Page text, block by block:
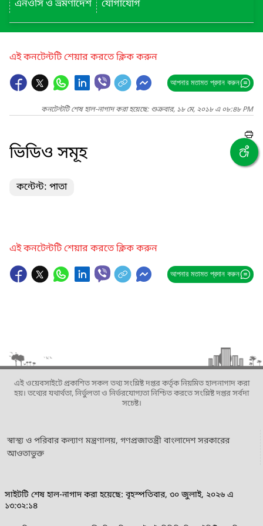
এনওসি ও ভ্রমণাদেশ
যোগাযোগ
এই কনটেন্টটি শেয়ার করতে ক্লিক করুন
আপনার মতামত প্রদান করুন
কনটেন্টটি শেষ হাল-নাগাদ করা হয়েছে: শুক্রবার, ১৮ মে, ২০১৮ এ ০৮:৪৮ PM
ভিডিও সমূহ
কন্টেন্ট: পাতা
এই কনটেন্টটি শেয়ার করতে ক্লিক করুন
আপনার মতামত প্রদান করুন
এই ওয়েবসাইটে প্রকাশিত সকল তথ্য সংশ্লিষ্ট দপ্তর কর্তৃক নিয়মিত হালনাগাদ করা
হয়। তথ্যের যথার্থতা, নির্ভুলতা ও নির্ভরযোগ্যতা নিশ্চিত করতে সংশ্লিষ্ট দপ্তর সর্বদা
সচেষ্ট।
স্বাস্থ্য ও পরিবার কল্যাণ মন্ত্রণালয়, গণপ্রজাতন্ত্রী বাংলাদেশ সরকারের
আওতাভুক্ত
সাইটটি শেষ হাল-নাগাদ করা হয়েছে: বৃহস্পতিবার, ৩০ জুলাই, ২০২৬ এ
১৩:৩২:১৪